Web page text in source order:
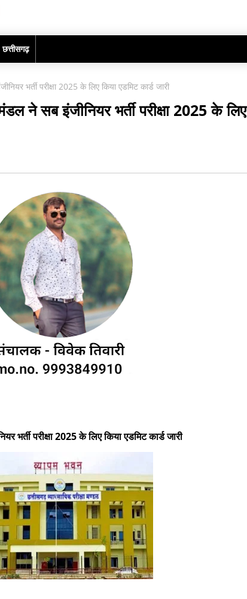
छत्तीसगढ़
भर्ती परीक्षा 2025 के लिए किया एडमिट कार्ड जारी
ने सब इंजीनियर भर्ती परीक्षा 2025 के लिए
भर्ती परीक्षा 2025 के लिए किया एडमिट कार्ड जारी